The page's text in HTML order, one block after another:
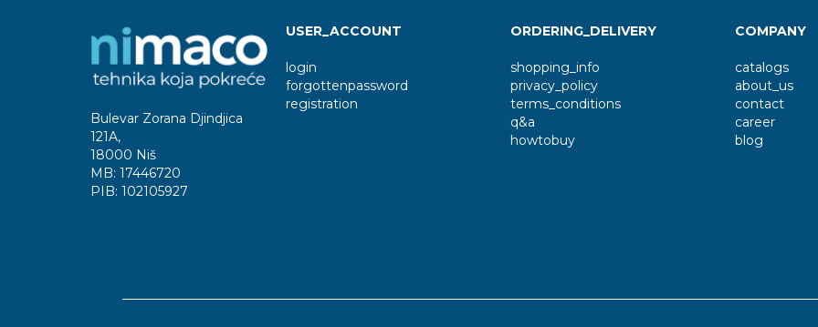
Bulevar Zorana Djindjica
121A,
18000 Niš
MB:17446720
PIB:102105927
USER_ACCOUNT
login
forgottenpassword
registration
ORDERING_DELIVERY
shopping_info
privacy_policy
terms_conditions
q&a
howtobuy
COMPANY
catalogs
about_us
contact
career
blog